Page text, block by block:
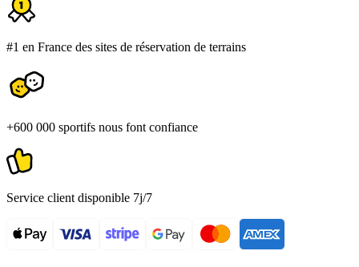
#1 en France des sites de réservation de terrains
+600 000 sportifs nous font confiance
Service client disponible 7j/7